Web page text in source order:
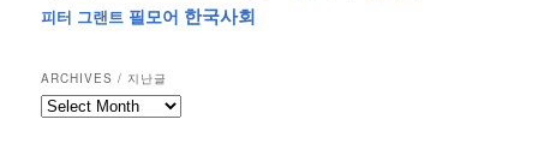
피터 그랜트 필모어 한국사회
ARCHIVES / 지난글
archives